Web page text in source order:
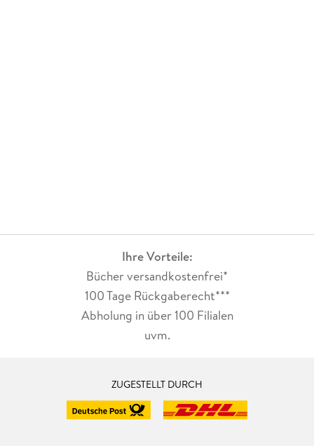
Ihre Vorteile:
Bücher versandkostenfrei*
100 Tage Rückgaberecht***
Abholung in über 100 Filialen
uvm.
ZUGESTELLT DURCH